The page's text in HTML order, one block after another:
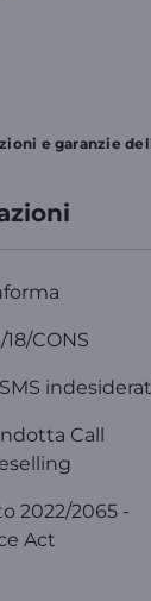
e garanzie
CONS
Call
2022/2065 -
Act